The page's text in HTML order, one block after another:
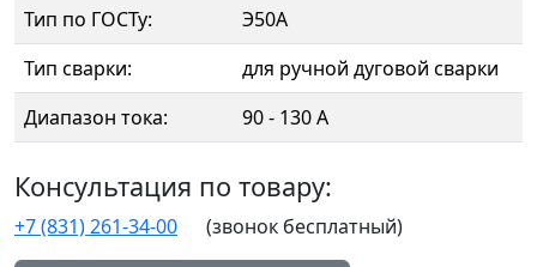
Тип по ГОСТу:
Э50А
Тип сварки:
для ручной дуговой сварки
Диапазон тока:
90 - 130 А
Консультация по товару:
+7 (831) 261-34-00 (звонок бесплатный)